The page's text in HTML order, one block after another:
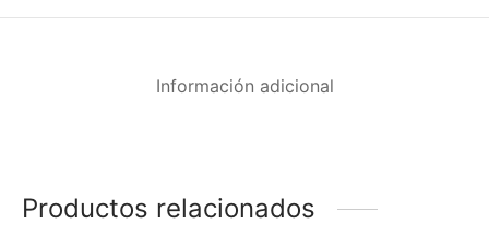
Información adicional
Productos relacionados